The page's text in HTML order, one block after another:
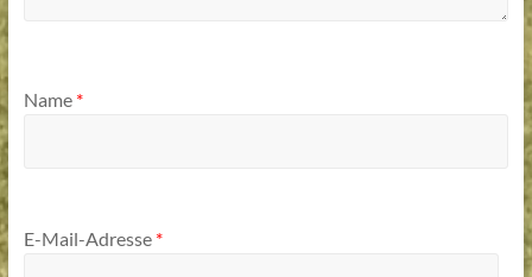
Name *
E-Mail-Adresse *